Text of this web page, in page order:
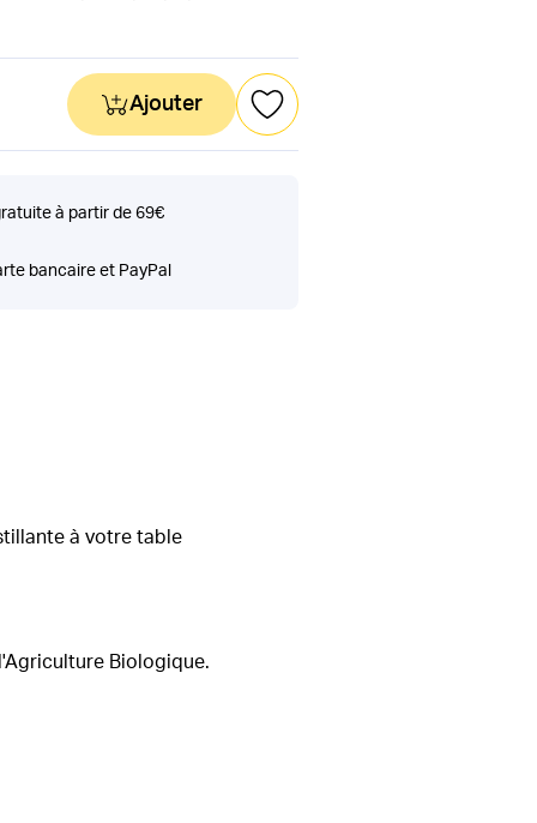
Ajouter
à partir de 69€
bancaire et PayPal
à votre table
Biologique.